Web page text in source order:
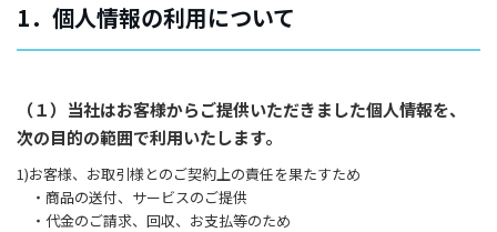
1．個人情報の利用について
（１）当社はお客様からご提供いただきました個人情報を、
次の目的の範囲で利用いたします。
1)お客様、お取引様とのご契約上の責任を果たすため
・商品の送付、サービスのご提供
・代金のご請求、回収、お支払等のため